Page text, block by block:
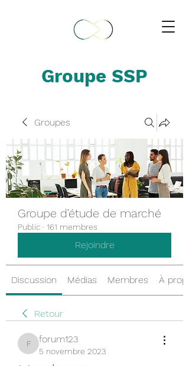
Groupe SSP
Groupes
Groupe d'étude de marché
Public · 161 membres
Rejoindre
Discussion Médias Membres À
Retour
forum123
forum123
5 novembre 2023